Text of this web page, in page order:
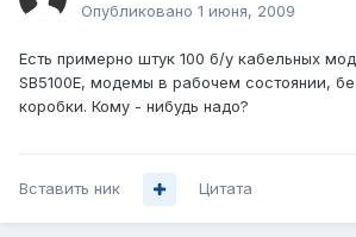
Опубликовано 1 июня, 2009
Есть примерно штук 100 б/у кабельных
SB5100E, модемы в рабочем состоянии,
коробки. Кому - нибудь надо?
Вставить ник Цитата